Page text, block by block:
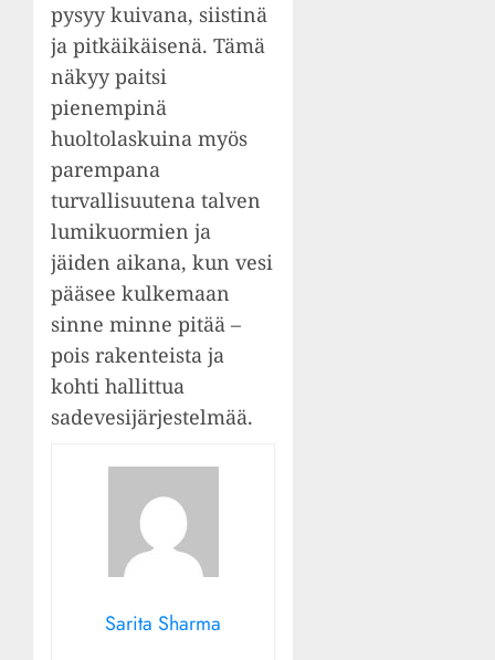
pysyy kuivana, siistinä
ja pitkäikäisenä. Tämä
näkyy paitsi
pienempinä
huoltolaskuina myös
parempana
turvallisuutena talven
lumikuormien ja
jäiden aikana, kun vesi
pääsee kulkemaan
sinne minne pitää –
pois rakenteista ja
kohti hallittua
sadevesijärjestelmää.
Sarita Sharma